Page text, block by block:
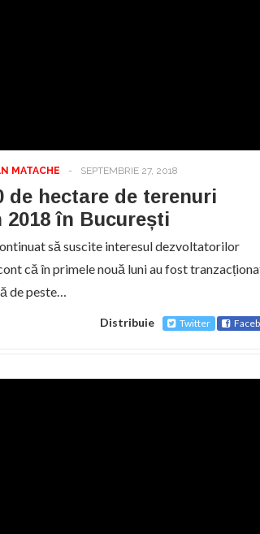
MATACHE - SEPTEMBRIE 27, 2018
de hectare de terenuri
în București
să suscite interesul dezvoltatorilor
că în primele nouă luni au fost
de peste…
Distribuie Twitter